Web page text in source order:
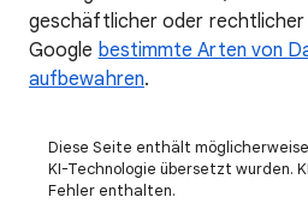
geschäftlicher oder rechtlicher
Google bestimmte Arten von
aufbewahren.
Diese Seite enthält
KI-Technologie übersetzt wurden.
Fehler enthalten.